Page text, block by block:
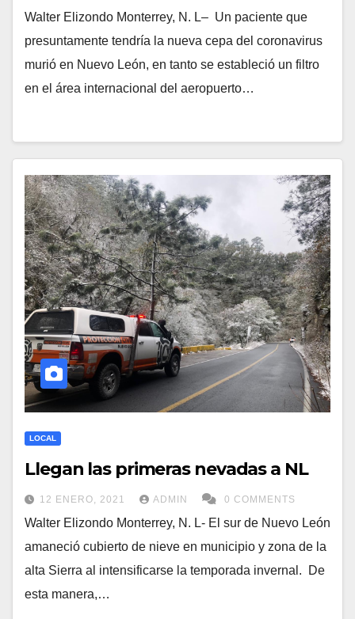
Walter Elizondo Monterrey, N. L– Un paciente que
presuntamente tendría la nueva cepa del coronavirus
murió en Nuevo León, en tanto se estableció un filtro
en el área internacional del aeropuerto…
LOCAL
Llegan las primeras nevadas a NL
12 ENERO, 2021 ADMIN 0 COMMENTS
Walter Elizondo Monterrey, N. L- El sur de Nuevo León
amaneció cubierto de nieve en municipio y zona de la
alta Sierra al intensificarse la temporada invernal. De
esta manera,…